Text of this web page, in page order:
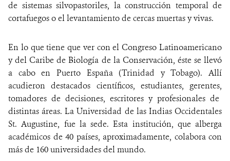
de sistemas silvopastoriles, la construcción temporal de
cortafuegos o el levantamiento de cercas muertas y vivas.
En lo que tiene que ver con el Congreso Latinoamericano
y del Caribe de Biología de la Conservación, éste se llevó
a cabo en Puerto España (Trinidad y Tobago). Allí
acudieron destacados científicos, estudiantes, gerentes,
tomadores de decisiones, escritores y profesionales de
distintas áreas.La Universidad de las Indias Occidentales
St. Augustine, fue la sede. Esta institución, que alberga
académicos de 40 países, aproximadamente, colabora con
más de 160 universidades del mundo.